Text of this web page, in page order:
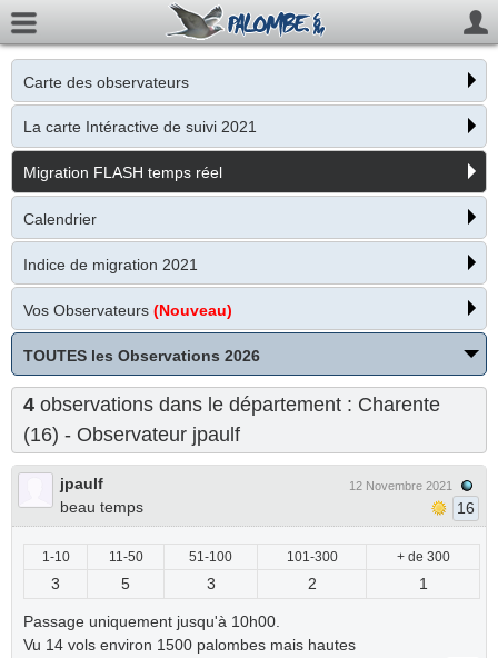
Carte des observateurs
La carte Intéractive de suivi 2021
Migration FLASH temps réel
Calendrier
Indice de migration 2021
Vos Observateurs (Nouveau)
TOUTES les Observations 2026
4 observations dans le département : Charente
(16) - Observateur jpaulf
jpaulf
beau temps
12 Novembre 2021
16
1-10 11-50 51-100 101-300 + de 300
3 5 3 2 1
Passage uniquement jusqu'à 10h00.
Vu 14 vols environ 1500 palombes mais hautes